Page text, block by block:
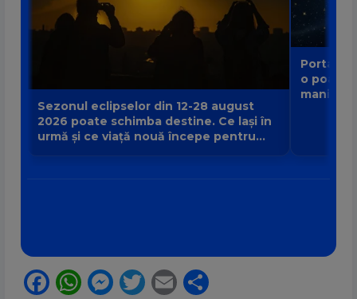
Sezonul eclipselor din 12-28 august
2026 poate schimba destine. Ce lași în
urmă și ce viață nouă începe pentru
Portalul
o poartă
Facebook
WhatsApp
Messenger
Twitter
Email